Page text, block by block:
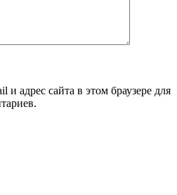
и адрес сайта в этом браузере для